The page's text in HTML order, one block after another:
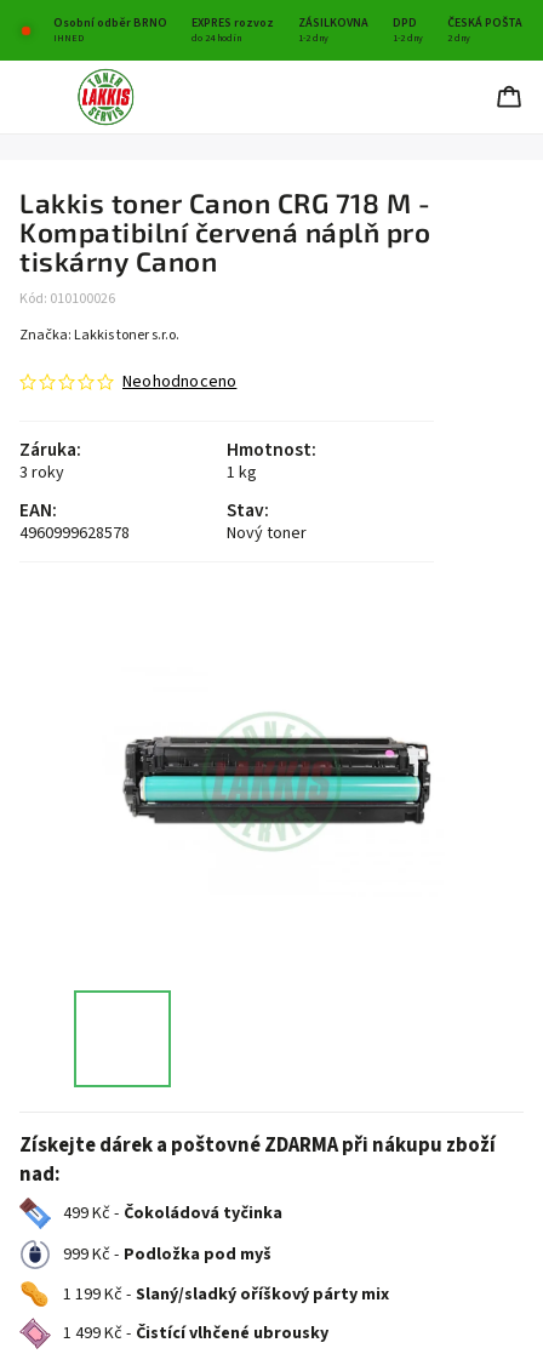
Osobní odběr BRNO EXPRES rozvoz ZÁSILKOVNA DPD ČESKÁ POŠTA
IHNED do 24 hodin 1-2 dny 1-2 dny 2 dny
Lakkis toner Canon CRG 718 M -
Kompatibilní červená náplň pro
tiskárny Canon
Kód: 010100026
Neohodnoceno
Záruka:
3 roky
Hmotnost:
1 kg
EAN:
4960999628578
Stav:
Nový toner
Značka: Lakkis toner s.r.o.
Získejte dárek a poštovné ZDARMA při nákupu zboží
nad:
499 Kč - Čokoládová tyčinka
999 Kč - Podložka pod myš
1 199 Kč - Slaný/sladký oříškový párty mix
1 499 Kč - Čistící vlhčené ubrousky